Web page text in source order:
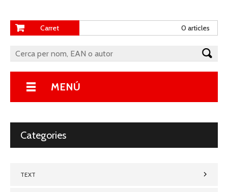
Carret 0 articles
MENÚ
Categories
TEXT